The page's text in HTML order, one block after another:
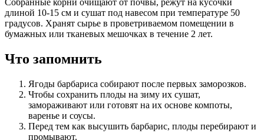
длиной 10-15 см и сушат под навесом при температуре 50
градусов. Хранят сырье в проветриваемом помещении в
бумажных или тканевых мешочках в течение 2 лет.
Что запомнить
Ягоды барбариса собирают после первых заморозков.
Чтобы сохранить плоды на зиму их сушат,
замораживают или готовят на их основе компоты,
варенье и соусы.
Перед тем как высушить барбарис, плоды перебирают и
промывают.